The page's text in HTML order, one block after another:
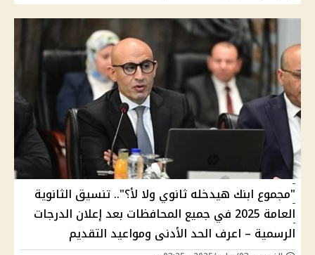
"مجموع ابنك هيدخله ثانوي ولا لأ؟".. تنسيق الثانوية
العامة 2025 في جميع المحافظات بعد إعلان الدرجات
الرسمية – اعرف الحد الأدنى ومواعيد التقديم